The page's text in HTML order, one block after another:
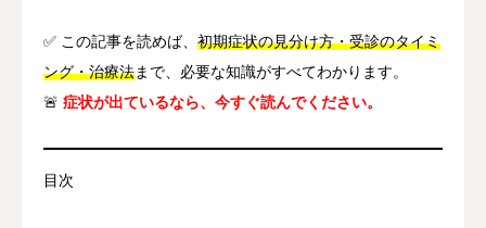
✅ この記事を読めば、 初期症状の見分け方・受診のタイミ
ング・治療法まで、必要な知識がすべてわかります。
🚨 症状が出ているなら、今すぐ読んでください。
目次